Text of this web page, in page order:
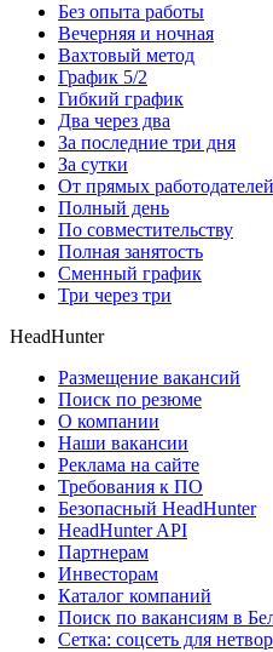
Без опыта работы
Вечерняя и ночная
Вахтовый метод
График 5/2
Гибкий график
Два через два
За последние три дня
За сутки
От прямых работодателей
Полный день
По совместительству
Полная занятость
Сменный график
Три через три
HeadHunter
Размещение вакансий
Поиск по резюме
О компании
Наши вакансии
Реклама на сайте
Требования к ПО
Безопасный HeadHunter
HeadHunter API
Партнерам
Инвесторам
Каталог компаний
Поиск по вакансиям в
Сетка: соцсеть для